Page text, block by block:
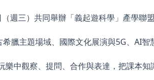
週三）共同舉辦「義起遊科學」產學聯盟
臘主題場域、國際文化展演與5G、AI智
中觀察、提問、合作與表達，把課本知